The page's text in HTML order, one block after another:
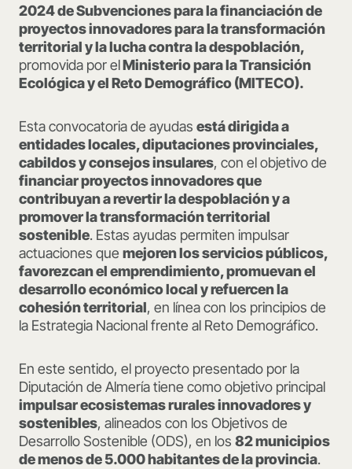
2024 de Subvenciones para la financiación de
proyectos innovadores para la transformación
territorial y la lucha contra la despoblación,
promovida por elMinisterio para la Transición
Ecológica y el Reto Demográfico (MITECO).
Esta convocatoria de ayudas está dirigida a
entidades locales, diputaciones provinciales,
cabildos y consejos insulares, con el objetivo de
financiar proyectos innovadores que
contribuyan a revertir la despoblación y a
promover la transformación territorial
sostenible. Estas ayudas permiten impulsar
actuaciones que mejoren los servicios públicos,
favorezcan el emprendimiento, promuevan el
desarrollo económico local y refuercen la
cohesión territorial, en línea con los principios de
la Estrategia Nacional frente al Reto Demográfico.
En este sentido, el proyecto presentado por la
Diputación de Almería tiene como objetivo principal
impulsar ecosistemas rurales innovadores y
sostenibles, alineados con los Objetivos de
Desarrollo Sostenible (ODS), en los 82 municipios
de menos de 5.000 habitantes de la provincia.